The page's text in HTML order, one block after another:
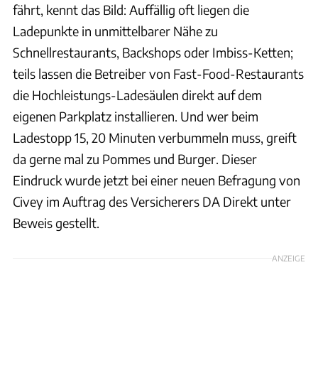
fährt, kennt das Bild: Auffällig oft liegen die
Ladepunkte in unmittelbarer Nähe zu
Schnellrestaurants, Backshops oder Imbiss-Ketten;
teils lassen die Betreiber von Fast-Food-Restaurants
die Hochleistungs-Ladesäulen direkt auf dem
eigenen Parkplatz installieren. Und wer beim
Ladestopp 15, 20 Minuten verbummeln muss, greift
da gerne mal zu Pommes und Burger. Dieser
Eindruck wurde jetzt bei einer neuen Befragung von
Civey im Auftrag des Versicherers DA Direkt unter
Beweis gestellt.
ANZEIGE